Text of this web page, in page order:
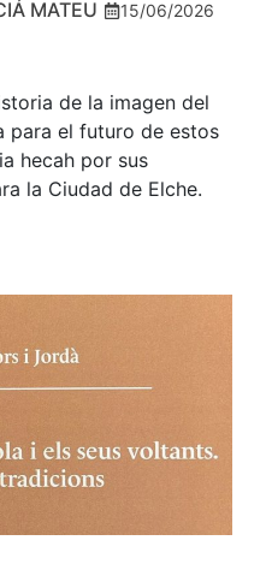
MATEU 15/06/2026
de la imagen del
para el futuro de estos
hecah por sus
la Ciudad de Elche.